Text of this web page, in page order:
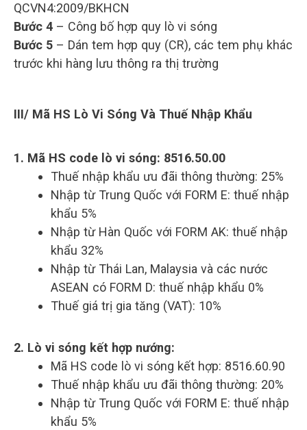
QCVN4:2009/BKHCN
Bước 4 – Công bố hợp quy lò vi sóng
Bước 5 – Dán tem hợp quy (CR), các tem phụ khác
trước khi hàng lưu thông ra thị trường
III/ Mã HS Lò Vi Sóng Và Thuế Nhập Khẩu
1. Mã HS code lò vi sóng: 8516.50.00
Thuế nhập khẩu ưu đãi thông thường: 25%
Nhập từ Trung Quốc với FORM E: thuế nhập
khẩu 5%
Nhập từ Hàn Quốc với FORM AK: thuế nhập
khẩu 32%
Nhập từ Thái Lan, Malaysia và các nước
ASEAN có FORM D: thuế nhập khẩu 0%
Thuế giá trị gia tăng (VAT): 10%
2. Lò vi sóng kết hợp nướng:
Mã HS code lò vi sóng kết hợp: 8516.60.90
Thuế nhập khẩu ưu đãi thông thường: 20%
Nhập từ Trung Quốc với FORM E: thuế nhập
khẩu 5%